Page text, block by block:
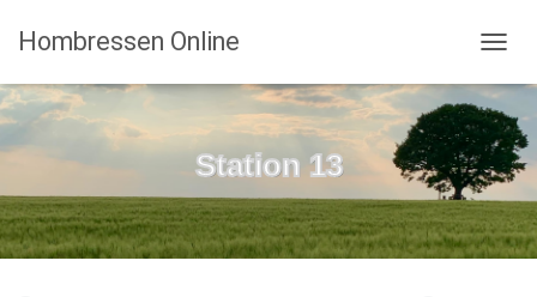
Hombressen Online
A
V
G
A
T
O
Station 13